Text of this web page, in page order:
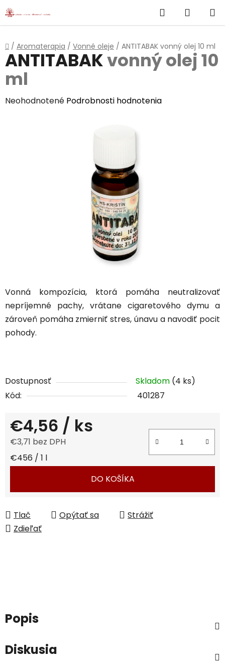
Prejsť
na
Hľadať
KOŠÍK
Domov
/ Aromaterapia / Vonné oleje / ANTITABAK vonný olej 10 ml
Vonná kompozícia, ktorá pomáha neutralizovať
nepríjemné pachy, vrátane cigaretového dymu a
zároveň pomáha zmierniť stres, únavu a navodiť pocit
pohody.
Dostupnosť Skladom (4 ks)
Kód:
401287
€4,56 / ks
€3,71 bez DPH
Jednotková cena:
€456 / 1 l
DO KOŠÍKA
Tlač Opýtať sa
Strážiť
Zdieľať
ANTITABAKvonný olej 10
ml
Priemerné
Neohodnotené Podrobnosti hodnotenia
Popis
Diskusia